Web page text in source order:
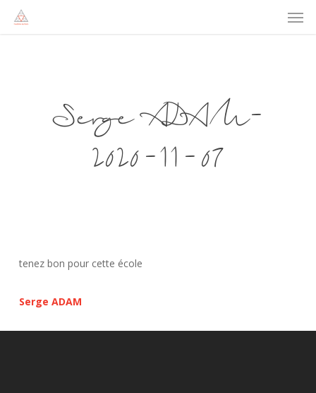
Serge ADAM-
2020-11-07
tenez bon pour cette école
Serge ADAM